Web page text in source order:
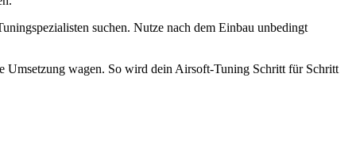
suchen. Nutze nach dem Einbau unbedingt
Umsetzung wagen. So wird dein Airsoft-Tuning Schritt für Schritt